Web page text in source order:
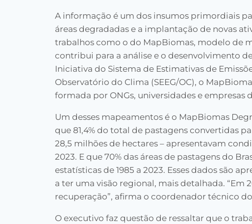
A informação é um dos insumos primordiais
áreas degradadas e a implantação de novas
trabalhos como o do MapBiomas, modelo de
contribui para a análise e o desenvolvimento
Iniciativa do Sistema de Estimativas de
Observatório do Clima (SEEG/OC), o
formada por ONGs, universidades e empresas
Um desses mapeamentos é o MapBiomas
que 81,4% do total de pastagens convertidas
28,5 milhões de hectares – apresentavam
2023. E que 70% das áreas de pastagens do
estatísticas de 1985 a 2023. Esses dados são
a ter uma visão regional, mais detalhada. “Em
recuperação”, afirma o coordenador técnico
O executivo faz questão de ressaltar que o